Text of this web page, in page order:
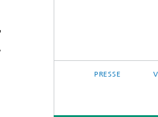
PRESSE